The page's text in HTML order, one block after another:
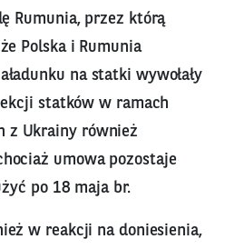
Rumunia, przez którą
Polska i Rumunia
na statki wywołały
statków w ramach
z Ukrainy również
umowa pozostaje
po 18 maja br.
w reakcji na doniesienia,